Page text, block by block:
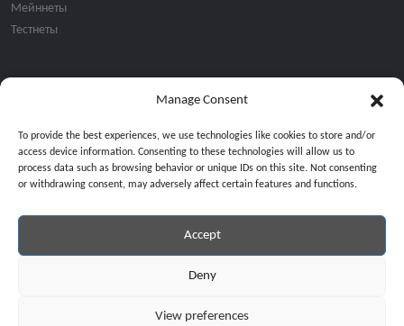
Manage Consent
To provide the best experiences, we use technologies like cookies to store and/or
access device information. Consenting to these technologies will allow us to
process data such as browsing behavior or unique IDs on this site. Not consenting
or withdrawing consent, may adversely affect certain features and functions.
Accept
Deny
View preferences
Мейннеты
Тестнеты
Подписка на email рассылку:
Продолжая, вы соглашаетесь с нашей политикой
Copyright © 2024 All Rights Reserved by